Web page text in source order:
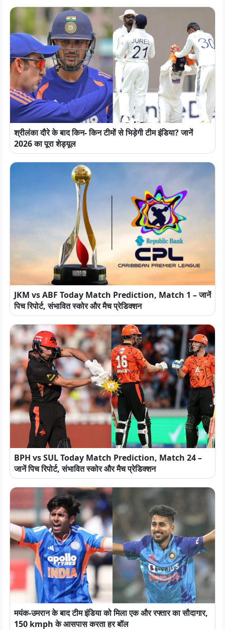
श्रीलंका दौरे के बाद किन- किन टीमों से भिड़ेगी टीम इंडिया? जानें
2026 का पूरा शेड्यूल
JKM vs ABF Today Match Prediction, Match 1 – जानें
पिच रिपोर्ट, संभावित स्कोर और मैच प्रेडिक्शन
BPH vs SUL Today Match Prediction, Match 24 –
जानें पिच रिपोर्ट, संभावित स्कोर और मैच प्रेडिक्शन
मयंक-उमरान के बाद टीम इंडिया को मिला एक और रफ्तार का सौदागार,
150 kmph के आसपास करता हर बॉल